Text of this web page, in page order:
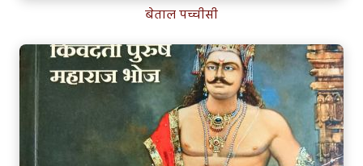
बेताल पच्चीसी